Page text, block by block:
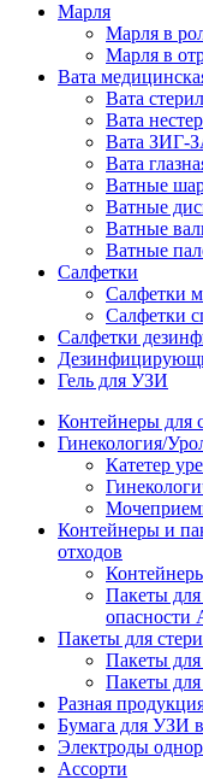
Марля
Марля в
Марля в
Вата
Вата
Вата
Вата ЗИГ-
Вата
Ватные
Ватные
Ватные
Ватные
Салфетки
Салфетки
Салфетки
Салфетки
Гель для УЗИ
Контейнеры для
Гинекология/
Катетер
Контейнеры и
отходов
Пакеты
опасности
Пакеты для
Пакеты
Пакеты
Разная
Бумага для УЗИ
Электроды
Ассорти